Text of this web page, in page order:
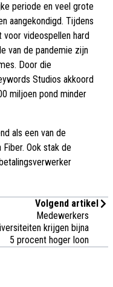
periode en veel grote
aangekondigd. Tijdens
videospellen hard
van de pandemie zijn
Door die
Studios akkoord
miljoen pond minder
als een van de
Ook stak de
Volgend artikel
Medewerkers
krijgen bijna
5 procent hoger loon